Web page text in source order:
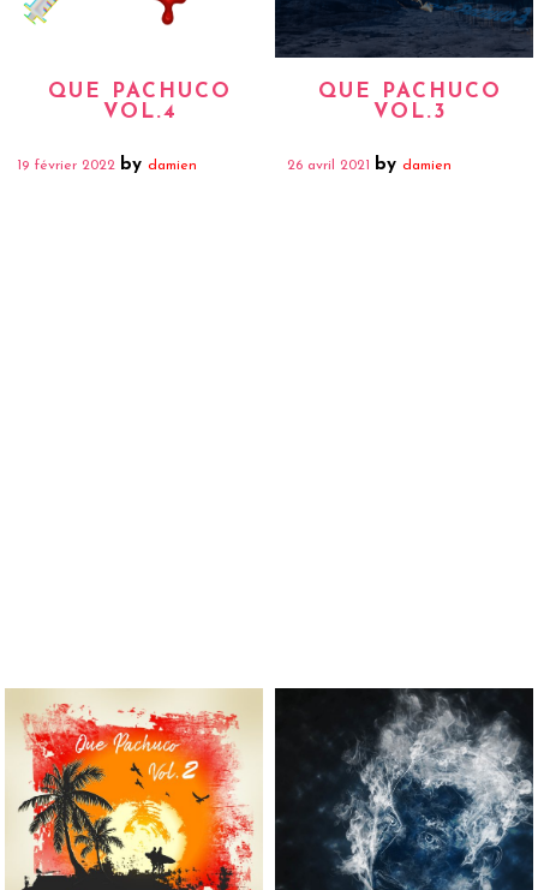
QUE PACHUCO
VOL.4
19 février 2022 bydamien
QUE PACHUCO
VOL.3
26 avril 2021 by damien